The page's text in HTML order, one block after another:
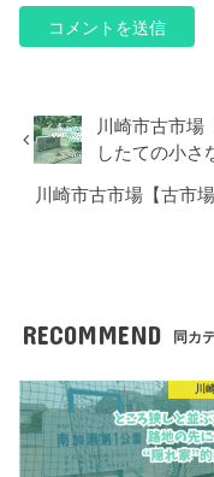
川崎市古市場
したての小さ
川崎市古市場【古市
RECOMMEND 同カ
川